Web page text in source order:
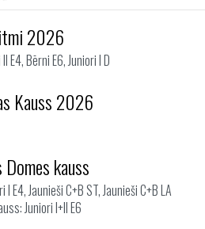
2026
E4, Bērni E6, Juniori I D
Kauss 2026
Domes kauss
I E4, Jaunieši C+B ST, Jaunieši C+B LA
Juniori I+II E6